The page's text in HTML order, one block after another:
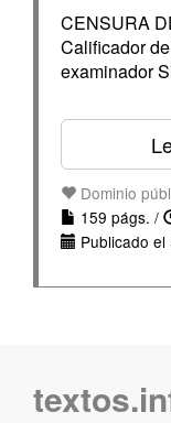
CENSURA
Calificador
examinador
Dominio
159 págs. /
Publicado el